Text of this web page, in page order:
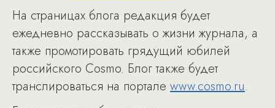
На страницах блога редакция будет
ежедневно рассказывать о жизни журнала, а
также промотировать грядущий юбилей
российского Cosmo. Блог также будет
транслироваться на портале www.cosmo.ru.